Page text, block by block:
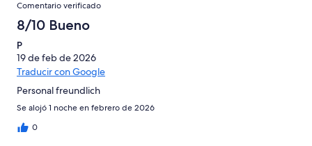
Comentario verificado
8/10 Bueno
P
19 de feb de 2026
Traducir con Google
Personal freundlich
Se alojó 1 noche en febrero de 2026
0